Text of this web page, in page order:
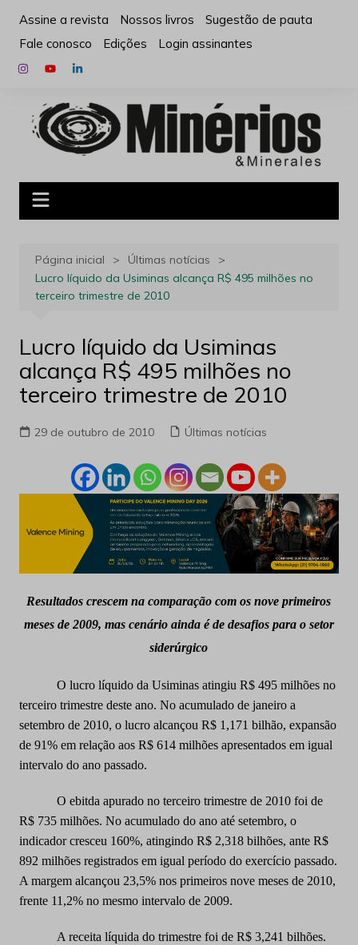
para
conteúdo
Assine a revista Nossos livros
Sugestão de pauta
Fale conosco
Edições Login assinantes
Página inicial
Últimas notícias
Lucro líquido da Usiminas alcança R$ 495 milhões no
terceiro trimestre de 2010
Lucro líquido da Usiminas
alcança R$ 495 milhões no
terceiro trimestre de 2010
29 de outubro de 2010 Últimas notícias
Resultados crescem na comparação com os nove primeiros
meses de 2009, mas cenário ainda é de desafios para o setor
siderúrgico
O lucro líquido da Usiminas atingiu R$ 495 milhões no
terceiro trimestre deste ano. No acumulado de janeiro a
setembro de 2010, o lucro alcançou R$ 1,171 bilhão, expansão
de 91% em relação aos R$ 614 milhões apresentados em igual
intervalo do ano passado.
O ebitda apurado no terceiro trimestre de 2010 foi de
R$ 735 milhões. No acumulado do ano até setembro, o
indicador cresceu 160%, atingindo R$ 2,318 bilhões, ante R$
892 milhões registrados em igual período do exercício passado.
A margem alcançou 23,5% nos primeiros nove meses de 2010,
frente 11,2% no mesmo intervalo de 2009.
A receita líquida do trimestre foi de R$ 3,241 bilhões.